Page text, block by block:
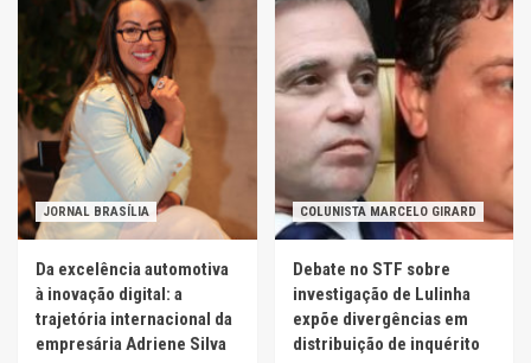
JORNAL BRASÍLIA
Da excelência automotiva
à inovação digital: a
trajetória internacional da
empresária Adriene Silva
COLUNISTA MARCELO GIRARD
Debate no STF sobre
investigação de Lulinha
expõe divergências em
distribuição de inquérito